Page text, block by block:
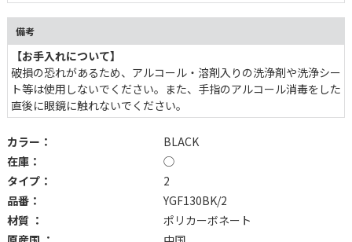
備考
【お手入れについて】
破損の恐れがあるため、アルコール・溶剤入りの洗浄剤や洗浄シー
ト等は使用しないでください。また、手指のアルコール消毒をした
直後に眼鏡に触れないでください。
カラー：
BLACK
在庫：
◯
タイプ：
2
品番：
YGF130BK/2
材質 ：
ポリカーボネート